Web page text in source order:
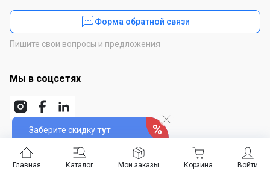
Главная Каталог Войти
Мои заказы Корзина
Заберите скидкутут
Форма обратной связи
Пишите свои вопросы и предложения
Мы в соцсетях